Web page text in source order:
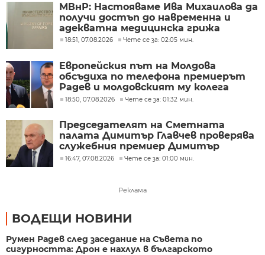
МВнР: Настояваме Ива Михаилова да
получи достъп до навременна и
адекватна медицинска грижа
18:51, 07.08.2026 Чете се за: 02:05 мин.
Европейския път на Молдова
обсъдиха по телефона премиерът
Радев и молдовският му колега
Тофан
18:50, 07.08.2026 Чете се за: 01:32 мин.
Председателят на Сметната
палата Димитър Главчев проверява
служебния премиер Димитър
Главчев?
16:47, 07.08.2026 Чете се за: 01:00 мин.
Реклама
ВОДЕЩИ НОВИНИ
Румен Радев след заседание на Съвета по
сигурността: Дрон е нахлул в българското